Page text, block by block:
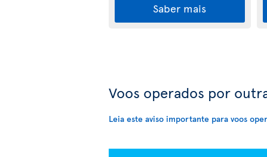
Saber mais
Voos operados por
Leia este aviso importante para voos